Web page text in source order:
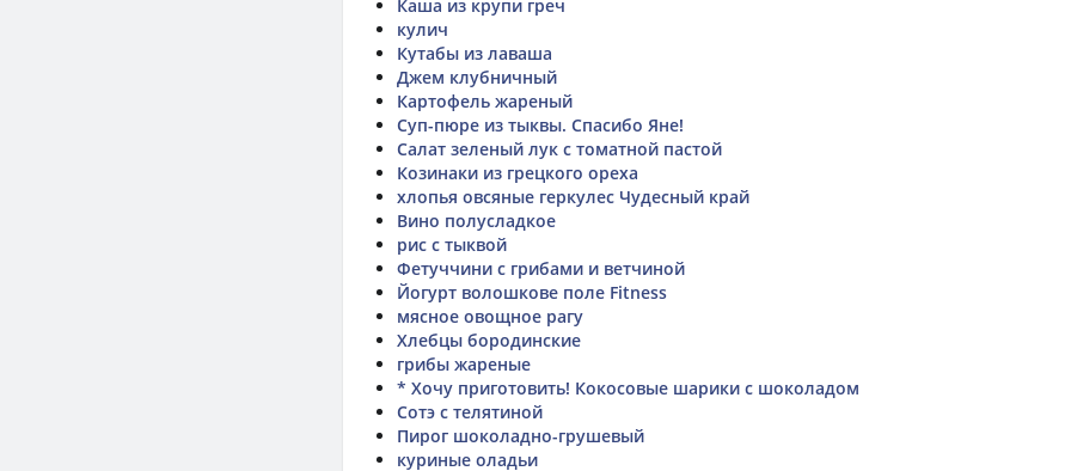
Каша из крупи греч
кулич
Кутабы из лаваша
Джем клубничный
Картофель жареный
Суп-пюре из тыквы. Спасибо Яне!
Салат зеленый лук с томатной пастой
Козинаки из грецкого ореха
хлопья овсяные геркулес Чудесный край
Вино полусладкое
рис с тыквой
Фетуччини с грибами и ветчиной
Йогурт волошкове поле Fitness
мясное овощное рагу
Хлебцы бородинские
грибы жареные
* Хочу приготовить! Кокосовые шарики с шоколадом
Сотэ с телятиной
Пирог шоколадно-грушевый
куриные оладьи